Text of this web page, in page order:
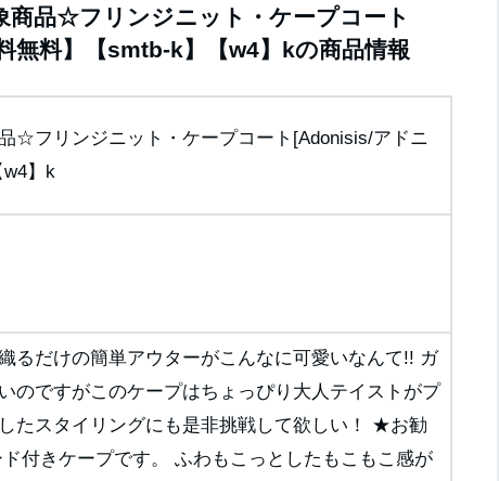
品☆フリンジニット・ケープコート
料】【smtb-k】【w4】kの商品情報
☆フリンジニット・ケープコート[Adonisis/アドニ
】k
るだけの簡単アウターがこんなに可愛いなんて!! ガ
のですがこのケープはちょっぴり大人テイストがプ
たスタイリングにも是非挑戦して欲しい！ ★お勧
付きケープです。 ふわもこっとしたもこもこ感が